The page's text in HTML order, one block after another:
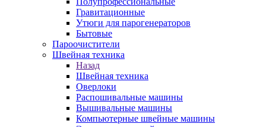
Гравитационные
Утюги для парогенераторов
Бытовые
Пароочистители
Швейная техника
Назад
Швейная техника
Оверлоки
Распошивальные машины
Вышивальные машины
Компьютерные швейные машины